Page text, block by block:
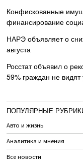
Конфискованные
финансирование
НАРЭ объявляет о
августа
Росстат объявил о
59% граждан не
ПОПУЛЯРНЫЕ
Авто и жизнь
Аналитика и мнения
Все новости